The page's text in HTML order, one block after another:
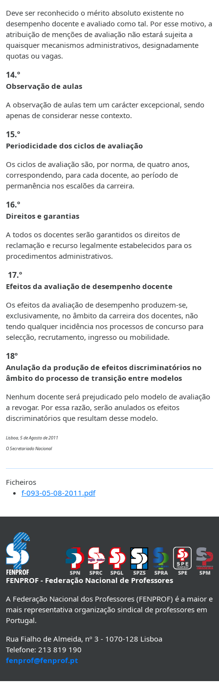
Deve ser reconhecido o mérito absoluto existente no
desempenho docente e avaliado como tal. Por esse motivo, a
atribuição de menções de avaliação não estará sujeita a
quaisquer mecanismos administrativos, designadamente
quotas ou vagas.
14.º
Observação de aulas
A observação de aulas tem um carácter excepcional, sendo
apenas de considerar nesse contexto.
15.º
Periodicidade dos ciclos de avaliação
Os ciclos de avaliação são, por norma, de quatro anos,
correspondendo, para cada docente, ao período de
permanência nos escalões da carreira.
16.º
Direitos e garantias
A todos os docentes serão garantidos os direitos de
reclamação e recurso legalmente estabelecidos para os
procedimentos administrativos.
17.º
Efeitos da avaliação de desempenho docente
Os efeitos da avaliação de desempenho produzem-se,
exclusivamente, no âmbito da carreira dos docentes, não
tendo qualquer incidência nos processos de concurso para
selecção, recrutamento, ingresso ou mobilidade.
18º
Anulação da produção de efeitos discriminatórios no
âmbito do processo de transição entre modelos
Nenhum docente será prejudicado pelo modelo de avaliação
a revogar. Por essa razão, serão anulados os efeitos
discriminatórios que resultam desse modelo.
Lisboa, 5 de Agosto de 2011
O Secretariado Nacional
Ficheiros
f-093-05-08-2011.pdf
FENPROF - Federação Nacional de Professores
A Federação Nacional dos Professores (FENPROF) é a maior e
mais representativa organização sindical de professores em
Portugal.
Rua Fialho de Almeida, nº 3 - 1070-128 Lisboa
Telefone: 213 819 190
fenprof@fenprof.pt